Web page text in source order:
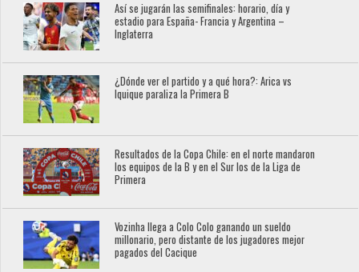
Así se jugarán las semifinales: horario, día y
estadio para España- Francia y Argentina –
Inglaterra
¿Dónde ver el partido y a qué hora?: Arica vs
Iquique paraliza la Primera B
Resultados de la Copa Chile: en el norte mandaron
los equipos de la B y en el Sur los de la Liga de
Primera
Vozinha llega a Colo Colo ganando un sueldo
millonario, pero distante de los jugadores mejor
pagados del Cacique